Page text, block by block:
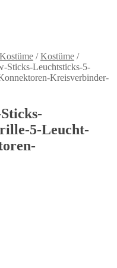
/Kostüme /
Sticks-Leuchtsticks-5-
Kreisverbinder-
5-Leucht-